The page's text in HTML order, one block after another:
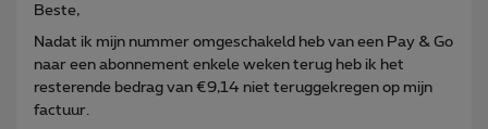
Beste,
Nadat ik mijn nummer omgeschakeld heb van een Pay & Go
naar een abonnement enkele weken terug heb ik het
resterende bedrag van €9,14 niet teruggekregen op mijn
factuur.